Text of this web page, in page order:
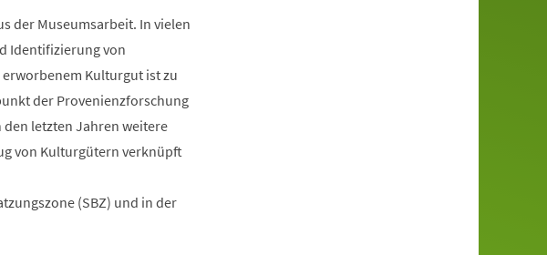
der Museumsarbeit. In vielen
Identifizierung von
Kulturgut ist zu
der Provenienzforschung
letzten Jahren weitere
von Kulturgütern verknüpft
(SBZ) und in der